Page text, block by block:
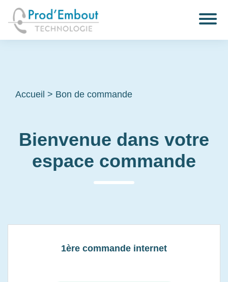
Accueil > Bon de commande
Bienvenue dans votre
espace commande
1ère commande internet